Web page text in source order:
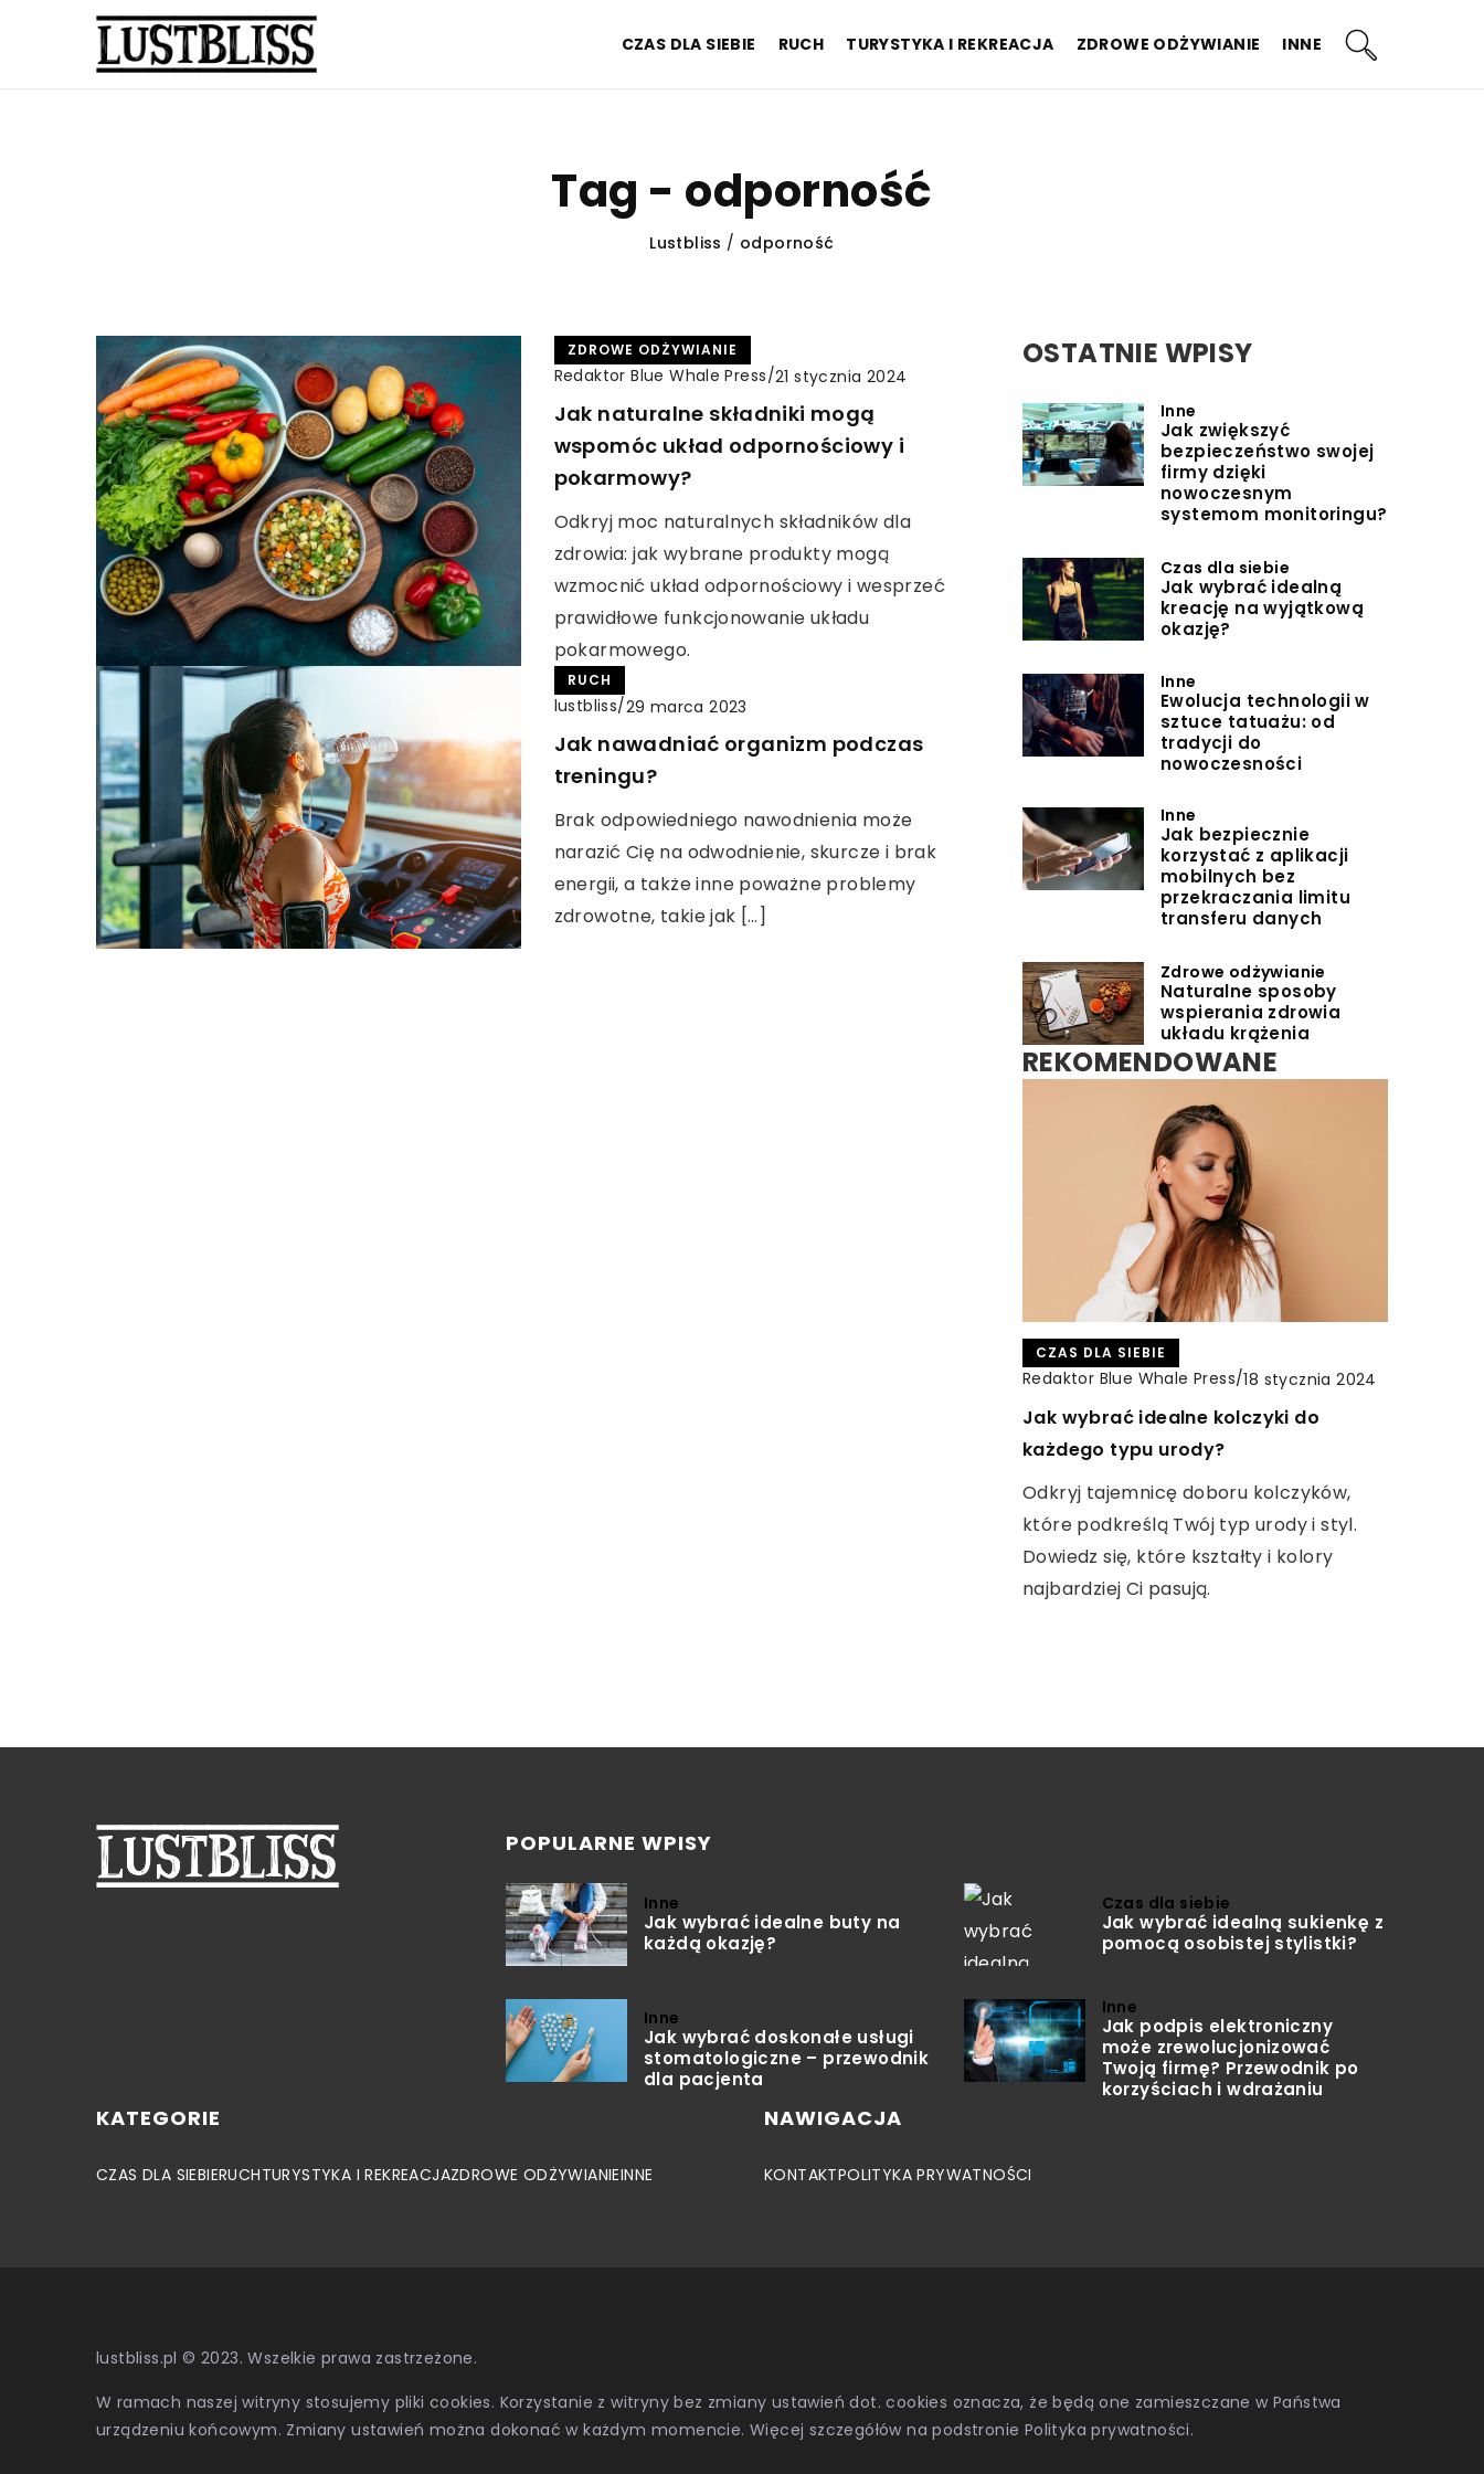
CZAS DLA SIEBIE RUCH TURYSTYKA I REKREACJA ZDROWE ODŻYWIANIE INNE
Tag - odporność
Lustbliss / odporność
ZDROWE ODŻYWIANIE
Redaktor Blue Whale Press/21 stycznia 2024
Jak naturalne składniki mogą
wspomóc układ odpornościowy i
pokarmowy?
Odkryj moc naturalnych składników dla
zdrowia: jak wybrane produkty mogą
wzmocnić układ odpornościowy i wesprzeć
prawidłowe funkcjonowanie układu
pokarmowego.
RUCH
lustbliss/29 marca 2023
Jak nawadniać organizm podczas
treningu?
Brak odpowiedniego nawodnienia może
narazić Cię na odwodnienie, skurcze i brak
energii, a także inne poważne problemy
zdrowotne, takie jak […]
OSTATNIE WPISY
Inne
Jak zwiększyć
bezpieczeństwo swojej
firmy dzięki
nowoczesnym
systemom monitoringu?
Czas dla siebie
Jak wybrać idealną
kreację na wyjątkową
okazję?
Inne
Ewolucja technologii w
sztuce tatuażu: od
tradycji do
nowoczesności
Inne
Jak bezpiecznie
korzystać z aplikacji
mobilnych bez
przekraczania limitu
transferu danych
Zdrowe odżywianie
Naturalne sposoby
wspierania zdrowia
układu krążenia
REKOMENDOWANE
INNE
Redaktor Blue Whale Press/13 lipca 2023
Probówki laboratoryjne –
niezastąpione narzędzie Twoich
badań
Probówki laboratoryjne - kluczowe
narzędzie w Twoich badaniach. Odkryj
ich różnorodność i znaczenie dla
CZAS DLA SIEBIE
Redaktor Blue Whale Press/18 stycznia 2024
Jak wybrać idealne kolczyki do
każdego typu urody?
Odkryj tajemnicę doboru kolczyków,
które podkreślą Twój typ urody i styl.
Dowiedz się, które kształty i kolory
najbardziej Ci pasują.
CZAS DLA SIEBIE
Redaktor Blue Whale Press/6 maja 2026
Korzyści z wyboru delikatnych formuł
myjących dla wrażliwej skóry głowy
Delikatne formuły myjące mogą
znacząco wpłynąć na zdrowie wrażliwej
skóry głowy. Dowiedz się, dlaczego
warto wybierać łagodne produkty,
POPULARNE WPISY
Inne
Jak wybrać idealne buty na
każdą okazję?
Czas dla siebie
Jak wybrać idealną sukienkę z
pomocą osobistej stylistki?
Inne
Jak wybrać doskonałe usługi
stomatologiczne – przewodnik
dla pacjenta
Inne
Jak podpis elektroniczny
może zrewolucjonizować
Twoją firmę? Przewodnik po
korzyściach i wdrażaniu
KATEGORIE
CZAS DLA SIEBIERUCHTURYSTYKA I REKREACJAZDROWE ODŻYWIANIEINNE
NAWIGACJA
KONTAKTPOLITYKA PRYWATNOŚCI
lustbliss.pl © 2023. Wszelkie prawa zastrzeżone.
W ramach naszej witryny stosujemy pliki cookies. Korzystanie z witryny bez zmiany ustawień dot. cookies oznacza, że będą one zamieszczane w Państwa
urządzeniu końcowym. Zmiany ustawień można dokonać w każdym momencie. Więcej szczegółów na podstronie Polityka prywatności.